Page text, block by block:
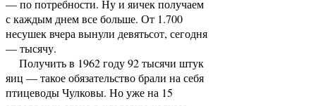
— по потребности. Ну и яичек получаем
с каждым днем все больше. От 1.700
несушек вчера вынули девятьсот, сегодня
— тысячу.
Получить в 1962 году 92 тысячи штук
яиц — такое обязательство брали на себя
птицеводы Чулковы. Но уже на 15